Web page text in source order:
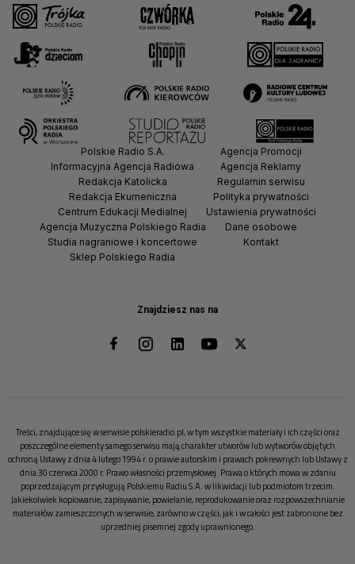
Znajdziesz nas na
Polskie Radio S.A.
Informacyjna Agencja Radiowa
Redakcja Katolicka
Redakcja Ekumeniczna
Centrum Edukacji Medialnej
Agencja Muzyczna Polskiego Radia
Studia nagraniowe i koncertowe
Sklep Polskiego Radia
Agencja Promocji
Agencja Reklamy
Regulamin serwisu
Polityka prywatności
Ustawienia prywatności
Dane osobowe
Kontakt
Treści, znajdujące się w serwisie polskieradio.pl, w tym wszystkie materiały i ich części oraz
poszczególne elementy samego serwisu mają charakter utworów lub wytworów objętych
ochroną Ustawy z dnia 4 lutego 1994 r. o prawie autorskim i prawach pokrewnych lub Ustawy z
dnia 30 czerwca 2000 r. Prawo własności przemysłowej. Prawa o których mowa w zdaniu
poprzedzającym przysługują Polskiemu Radiu S.A. w likwidacji lub podmiotom trzecim.
Jakiekolwiek kopiowanie, zapisywanie, powielanie, reprodukowanie oraz rozpowszechnianie
materiałów zamieszczonych w serwisie, zarówno w części, jak i w całości jest zabronione bez
uprzedniej pisemnej zgody uprawnionego.